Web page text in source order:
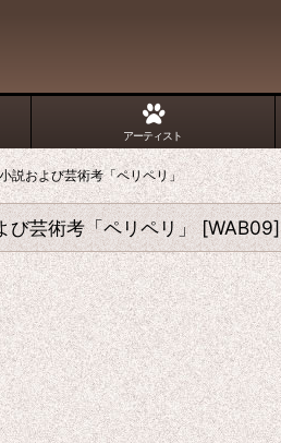
アーティスト
説および芸術考「ペリペリ」
び芸術考「ペリペリ」 [WAB09]